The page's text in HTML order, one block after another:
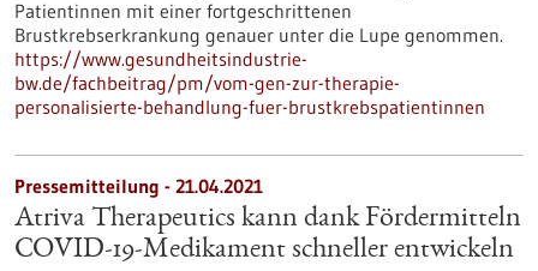
Patientinnen mit einer fortgeschrittenen
Brustkrebserkrankung genauer unter die Lupe genommen.
https://www.gesundheitsindustrie-
bw.de/fachbeitrag/pm/vom-gen-zur-therapie-
personalisierte-behandlung-fuer-brustkrebspatientinnen
Pressemitteilung - 21.04.2021
Atriva Therapeutics kann dank Fördermitteln
COVID-19-Medikament schneller entwickeln